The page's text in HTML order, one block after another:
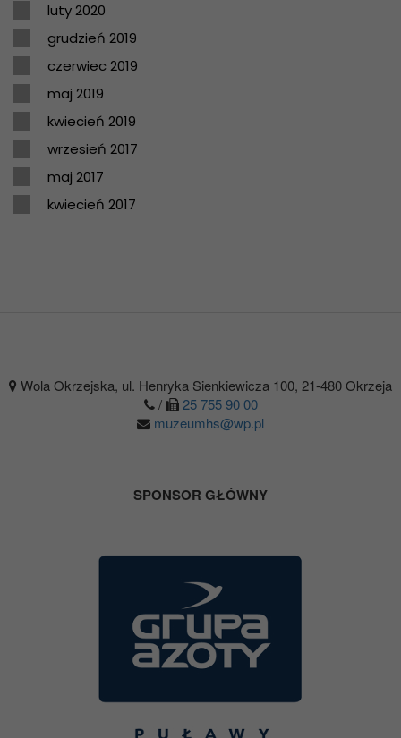
luty 2020
grudzień 2019
czerwiec 2019
maj 2019
kwiecień 2019
wrzesień 2017
maj 2017
kwiecień 2017
Wola Okrzejska, ul. Henryka Sienkiewicza 100, 21-480 Okrzeja
/
25 755 90 00
muzeumhs@wp.pl
SPONSOR GŁÓWNY